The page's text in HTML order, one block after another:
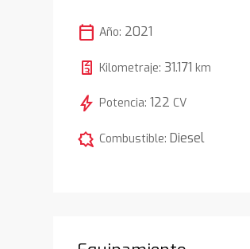
calendar_today Año: 2021
Kilometraje:31.171 km
bolt Potencia:122 CV
comic_bubble Combustible:Diesel